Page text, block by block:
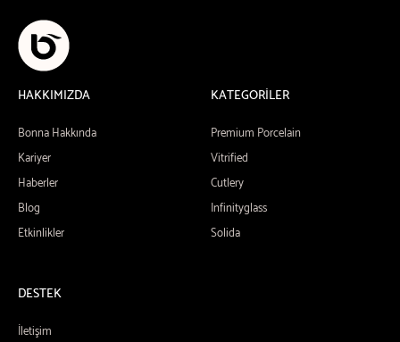
HAKKIMIZDA
Bonna Hakkında
Kariyer
Haberler
Blog
Etkinlikler
KATEGORİLER
Premium Porcelain
Vitrified
Cutlery
Infinityglass
Solida
DESTEK
İletişim